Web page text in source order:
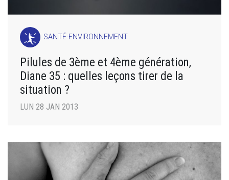
SANTÉ-ENVIRONNEMENT
Pilules de 3ème et 4ème génération,
Diane 35 : quelles leçons tirer de la
situation ?
LUN 28 JAN 2013